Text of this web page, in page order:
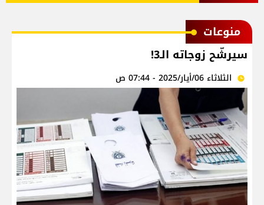
منوعات
سيرشّح زوجاته الـ3!
الثلاثاء 06/أيار/2025 - 07:44 ص